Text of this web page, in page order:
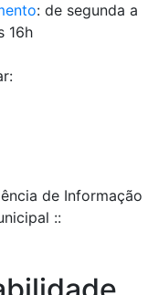
: de segunda a
16h
de Informação
::